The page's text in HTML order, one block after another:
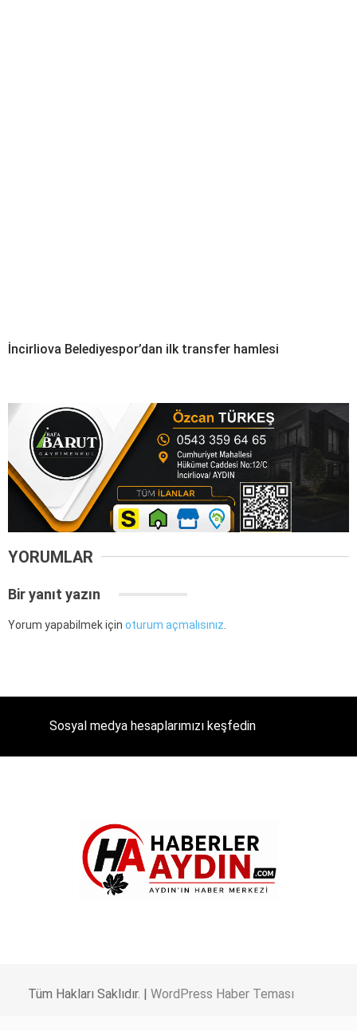
İncirliova Belediyespor’dan ilk transfer hamlesi
YORUMLAR
Bir yanıt yazın
Yorum yapabilmek için oturum açmalısınız
Sosyal medya hesaplarımızı keşfedin
Tüm Hakları Saklıdır. | WordPress Haber Teması